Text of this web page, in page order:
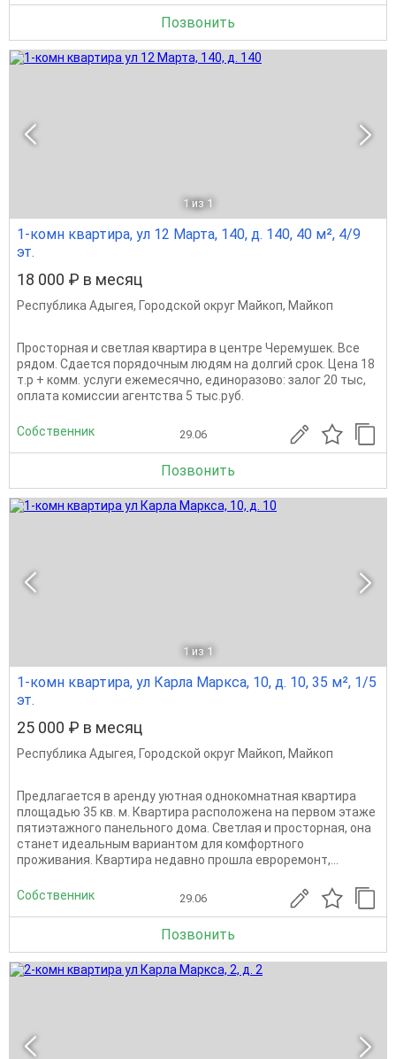
Позвонить
1 из 1
1-комн квартира, ул 12 Марта, 140, д. 140, 40 м², 4/9
эт.
18 000 ₽ в месяц
Республика Адыгея, Городской округ Майкоп, Майкоп
Просторная и светлая квартира в центре Черемушек. Все
рядом. Сдается порядочным людям на долгий срок. Цена 18
т.р + комм. услуги ежемесячно, единоразово: залог 20 тыс,
оплата комиссии агентства 5 тыс.руб.
Собственник 29.06
Позвонить
1 из 1
1-комн квартира, ул Карла Маркса, 10, д. 10, 35 м², 1/5
эт.
25 000 ₽ в месяц
Республика Адыгея, Городской округ Майкоп, Майкоп
Предлагается в аренду уютная однокомнатная квартира
площадью 35 кв. м. Квартира расположена на первом этаже
пятиэтажного панельного дома. Светлая и просторная, она
станет идеальным вариантом для комфортного
проживания. Квартира недавно прошла евроремонт,...
Собственник 29.06
Позвонить